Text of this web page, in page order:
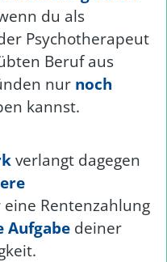
du als
Psychotherapeut
Beruf aus
nur noch
kannst.
verlangt dagegen
Rentenzahlung
Aufgabe deiner